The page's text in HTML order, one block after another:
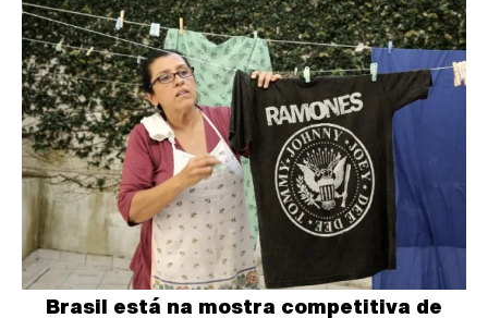
Brasil está na mostra competitiva de